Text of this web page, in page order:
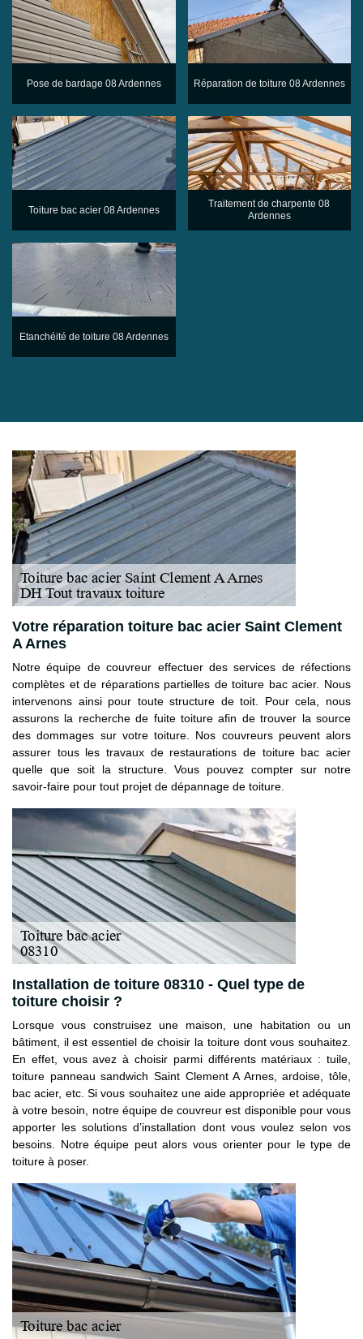
Pose de bardage 08 Ardennes Réparation de toiture 08 Ardennes
Toiture bac acier 08 Ardennes
Traitement de charpente 08
Ardennes
Etanchéité de toiture 08 Ardennes
Votre réparation toiture bac acier Saint Clement
A Arnes
Notre équipe de couvreur effectuer des services de réfections
complètes et de réparations partielles de toiture bac acier. Nous
intervenons ainsi pour toute structure de toit. Pour cela, nous
assurons la recherche de fuite toiture afin de trouver la source
des dommages sur votre toiture. Nos couvreurs peuvent alors
assurer tous les travaux de restaurations de toiture bac acier
quelle que soit la structure. Vous pouvez compter sur notre
savoir-faire pour tout projet de dépannage de toiture.
Installation de toiture 08310 - Quel type de
toiture choisir ?
Lorsque vous construisez une maison, une habitation ou un
bâtiment, il est essentiel de choisir la toiture dont vous souhaitez.
En effet, vous avez à choisir parmi différents matériaux : tuile,
toiture panneau sandwich Saint Clement A Arnes, ardoise, tôle,
bac acier, etc. Si vous souhaitez une aide appropriée et adéquate
à votre besoin, notre équipe de couvreur est disponible pour vous
apporter les solutions d’installation dont vous voulez selon vos
besoins. Notre équipe peut alors vous orienter pour le type de
toiture à poser.